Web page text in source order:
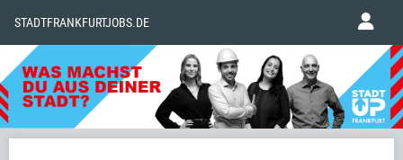
STADTFRANKFURTJOBS.DE